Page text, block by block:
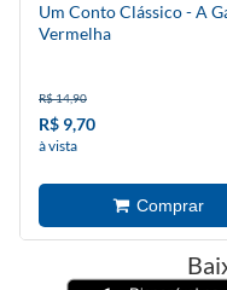
Um Conto Clássico - A
Vermelha
R$ 14,90
R$ 9,70
à vista